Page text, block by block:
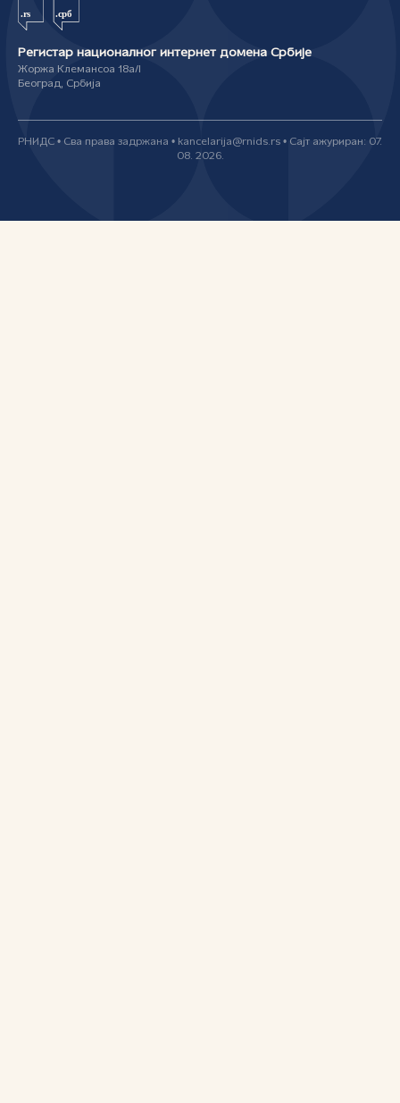
Регистар националног интернет домена Србије
Жоржа Клемансоа 18а/I
Београд, Србија
РНИДС • Сва права задржана • kancelarija@rnids.rs • Сајт ажуриран: 07.
08. 2026.